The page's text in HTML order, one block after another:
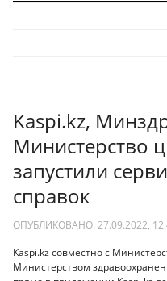
Kaspi.kz,
Министерство
запустили
справок
ОПУБЛИКОВАНО: 27.09.2022,
Kaspi.kz совместно с
Министерством